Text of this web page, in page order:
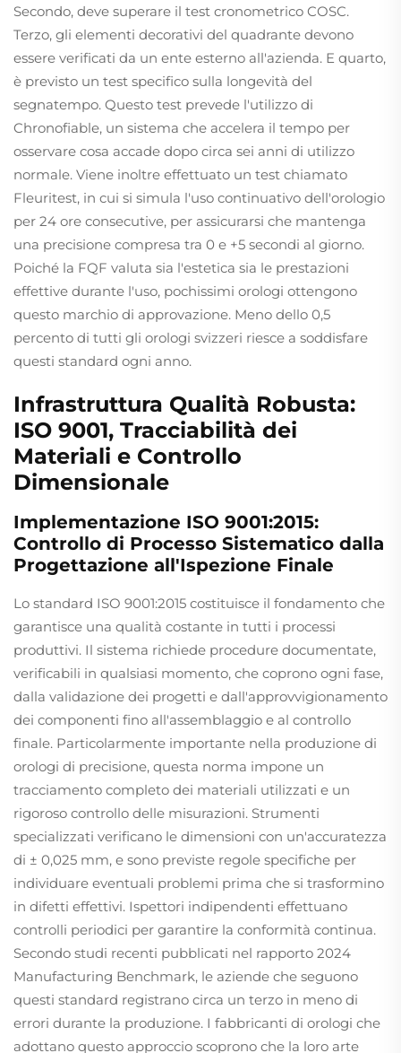
Secondo, deve superare il test cronometrico COSC.
Terzo, gli elementi decorativi del quadrante devono
essere verificati da un ente esterno all'azienda. E quarto,
è previsto un test specifico sulla longevità del
segnatempo. Questo test prevede l'utilizzo di
Chronofiable, un sistema che accelera il tempo per
osservare cosa accade dopo circa sei anni di utilizzo
normale. Viene inoltre effettuato un test chiamato
Fleuritest, in cui si simula l'uso continuativo dell'orologio
per 24 ore consecutive, per assicurarsi che mantenga
una precisione compresa tra 0 e +5 secondi al giorno.
Poiché la FQF valuta sia l'estetica sia le prestazioni
effettive durante l'uso, pochissimi orologi ottengono
questo marchio di approvazione. Meno dello 0,5
percento di tutti gli orologi svizzeri riesce a soddisfare
questi standard ogni anno.
Infrastruttura Qualità Robusta:
ISO 9001, Tracciabilità dei
Materiali e Controllo
Dimensionale
Implementazione ISO 9001:2015:
Controllo di Processo Sistematico dalla
Progettazione all'Ispezione Finale
Lo standard ISO 9001:2015 costituisce il fondamento che
garantisce una qualità costante in tutti i processi
produttivi. Il sistema richiede procedure documentate,
verificabili in qualsiasi momento, che coprono ogni fase,
dalla validazione dei progetti e dall'approvvigionamento
dei componenti fino all'assemblaggio e al controllo
finale. Particolarmente importante nella produzione di
orologi di precisione, questa norma impone un
tracciamento completo dei materiali utilizzati e un
rigoroso controllo delle misurazioni. Strumenti
specializzati verificano le dimensioni con un'accuratezza
di ± 0,025 mm, e sono previste regole specifiche per
individuare eventuali problemi prima che si trasformino
in difetti effettivi. Ispettori indipendenti effettuano
controlli periodici per garantire la conformità continua.
Secondo studi recenti pubblicati nel rapporto 2024
Manufacturing Benchmark, le aziende che seguono
questi standard registrano circa un terzo in meno di
errori durante la produzione. I fabbricanti di orologi che
adottano questo approccio scoprono che la loro arte